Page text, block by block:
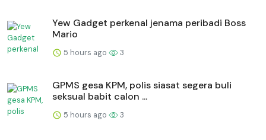
Yew Gadget perkenal jenama peribadi Boss
Mario
5 hours ago 3
GPMS gesa KPM, polis siasat segera buli
seksual babit calon ...
5 hours ago 3